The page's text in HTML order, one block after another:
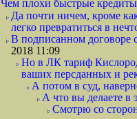
Чем плохи быстрые
Да почти ничем, кроме
легко превратиться в
В подписанном договоре
2018 11:09
Но в ЛК тариф
ваших персданных и
А потом в суд,
А что вы делаете в
Смотрю со